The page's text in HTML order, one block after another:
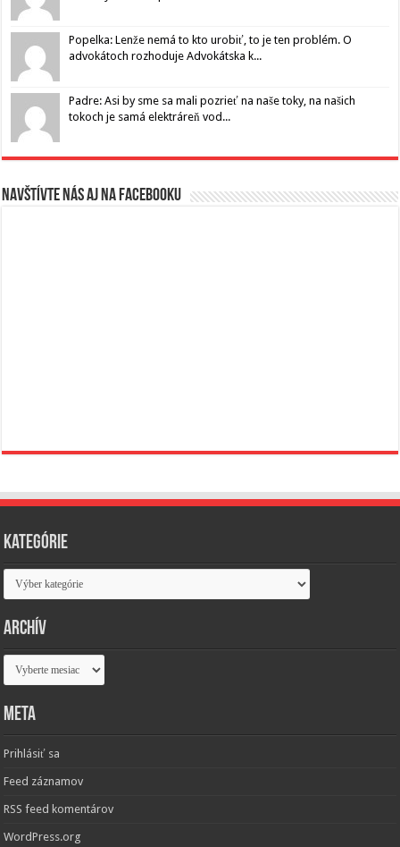
Popelka: Lenže nemá to kto urobiť, to je ten problém. O
advokátoch rozhoduje Advokátska k...
Padre: Asi by sme sa mali pozrieť na naše toky, na našich
tokoch je samá elektráreň vod...
Navštívte nás aj na Facebooku
Kategórie
Kategórie
Archív
Archív
Meta
Prihlásiť sa
Feed záznamov
RSS feed komentárov
WordPress.org